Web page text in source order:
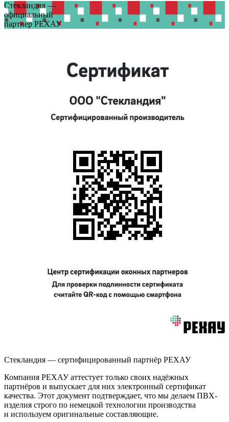
Стекландия —
официальный
партнер РЕХАУ
Стекландия — сертифицированный партнёр РЕХАУ
Компания РЕХАУ аттестует только своих надёжных
партнёров и выпускает для них электронный сертификат
качества. Этот документ подтверждает, что мы делаем ПВХ-
изделия строго по немецкой технологии производства
и используем оригинальные составляющие.